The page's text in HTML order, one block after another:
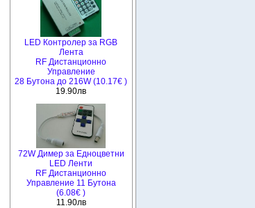
LED Контролер за RGB
Лента
RF Дистанционно
Управление
28 Бутона до 216W (10.17€ )
19.90лв
72W Димер за Едноцветни
LED Ленти
RF Дистанционно
Управление 11 Бутона
(6.08€ )
11.90лв